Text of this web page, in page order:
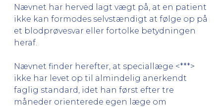
Nævnet har herved lagt vægt på, at en patient
ikke kan formodes selvstændigt at følge op på
et blodprøvesvar eller fortolke betydningen
heraf.
Nævnet finder herefter, at speciallæge <***>
ikke har levet op til almindelig anerkendt
faglig standard, idet han først efter tre
måneder orienterede egen læge om